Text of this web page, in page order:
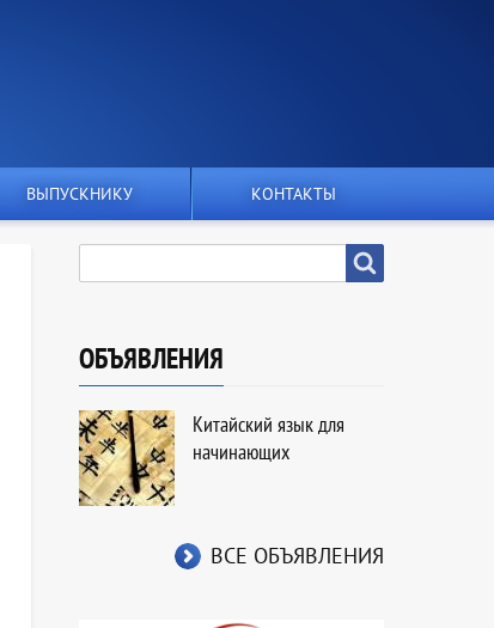
ВЫПУСКНИКУ КОНТАКТЫ
ОБЪЯВЛЕНИЯ
Китайский язык для
начинающих
ВСЕ ОБЪЯВЛЕНИЯ